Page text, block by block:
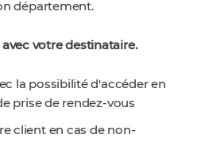
département.
votre destinataire.
la possibilité d'accéder en
prise de rendez-vous
client en cas de non-